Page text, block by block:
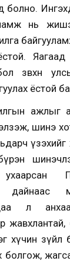
болно.
нь
Яагаад
зөвхөн
ёстой
ажлыг
шинэ
үзэхийг
ухаарсан
дайнаас
л
жавхлантай,
хүчин зүйл
болгож,